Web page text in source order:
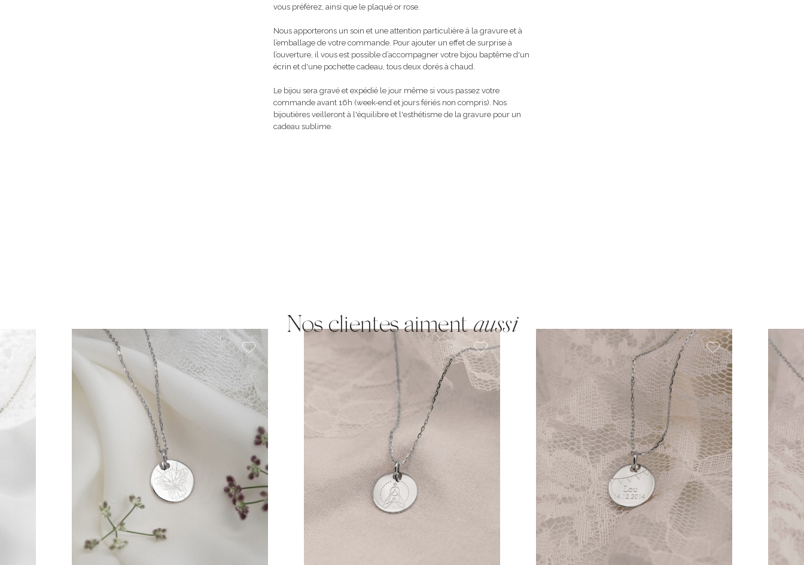
vous préférez, ainsi que le plaqué or rose.
Nous apporterons un soin et une attention particulière à la gravure et à
l’emballage de votre commande. Pour ajouter un effet de surprise à
l’ouverture, il vous est possible d’accompagner votre bijou baptême d'un
écrin et d'une pochette cadeau, tous deux dorés à chaud.
Le bijou sera gravé et expédié le jour même si vous passez votre
commande avant 16h (week-end et jours fériés non compris). Nos
bijoutières veilleront à l'équilibre et l'esthétisme de la gravure pour un
cadeau sublime.
Nos clientes aimentaussi